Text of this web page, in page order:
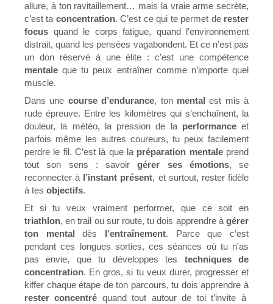
allure, à ton ravitaillement… mais la vraie arme secrète,
c’est ta concentration. C’est ce qui te permet derester
focus quand le corps fatigue, quand l’environnement
distrait, quand les pensées vagabondent. Et ce n’est pas
un don réservé à une élite : c’est une compétence
mentaleque tu peux entraîner comme n’importe quel
muscle.
Dans une course d’endurance, ton mentalest mis à
rude épreuve. Entre les kilomètres qui s’enchaînent, la
douleur, la météo, la pression de la performance et
parfois même les autres coureurs, tu peux facilement
perdre le fil. C’est là que la préparation mentaleprend
tout son sens : savoir gérer ses émotions, se
reconnecter àl’instant présent, et surtout, rester fidèle
à tes objectifs.
Et si tu veux vraiment performer, que ce soit en
triathlon, en trail ou sur route, tu dois apprendre àgérer
ton mental
dès l’entraînement. Parce que c’est
pendant ces longues sorties, ces séances où tu n'as
pas envie, que tu développes tes techniques de
concentration. En gros, si tu veux durer, progresser et
kiffer chaque étape de ton parcours, tu dois apprendre à
rester concentré quand tout autour de toi t’invite à